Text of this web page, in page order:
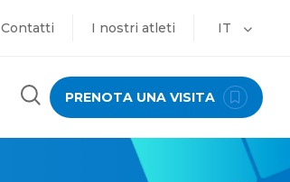
Contatti I nostri atleti IT
PRENOTA UNA VISITA